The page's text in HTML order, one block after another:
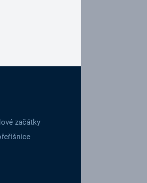
začátky